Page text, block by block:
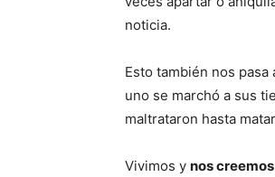
noticia.
Esto también nos
uno se marchó a sus
maltrataron hasta
Vivimos y nos